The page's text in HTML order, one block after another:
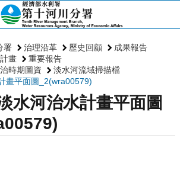
署 治理沿革 歷史回顧
成果報告
畫
重要報告
時期圖資
淡水河流域掃描檔
畫平面圖_2(wra00579)
水河治水計畫平面圖